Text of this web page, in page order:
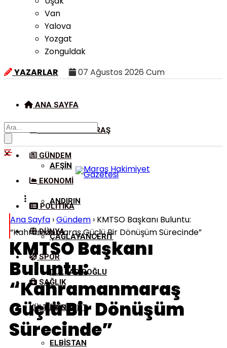
Van
Yalova
Yozgat
Zonguldak
YAZARLAR
07 Ağustos 2026 Cum
ANA SAYFA
KAHRAMANMARAŞ
AFŞIN
ANDIRIN
ÇAĞLAYANCERIT
DULKADIROĞLU
EKINÖZÜ
ELBISTAN
GÜNDEM
EKONOMI
POLITIKA
DÜNYA
SPOR
SAĞLIK
KÜLTÜR/SANAT
Ana Sayfa ›Gündem › KMTSO Başkanı Buluntu:
“Kahramanmaraş Güçlü Bir Dönüşüm Sürecinde”
KMTSO Başkanı
Buluntu:
“Kahramanmaraş
Güçlü Bir Dönüşüm
Sürecinde”